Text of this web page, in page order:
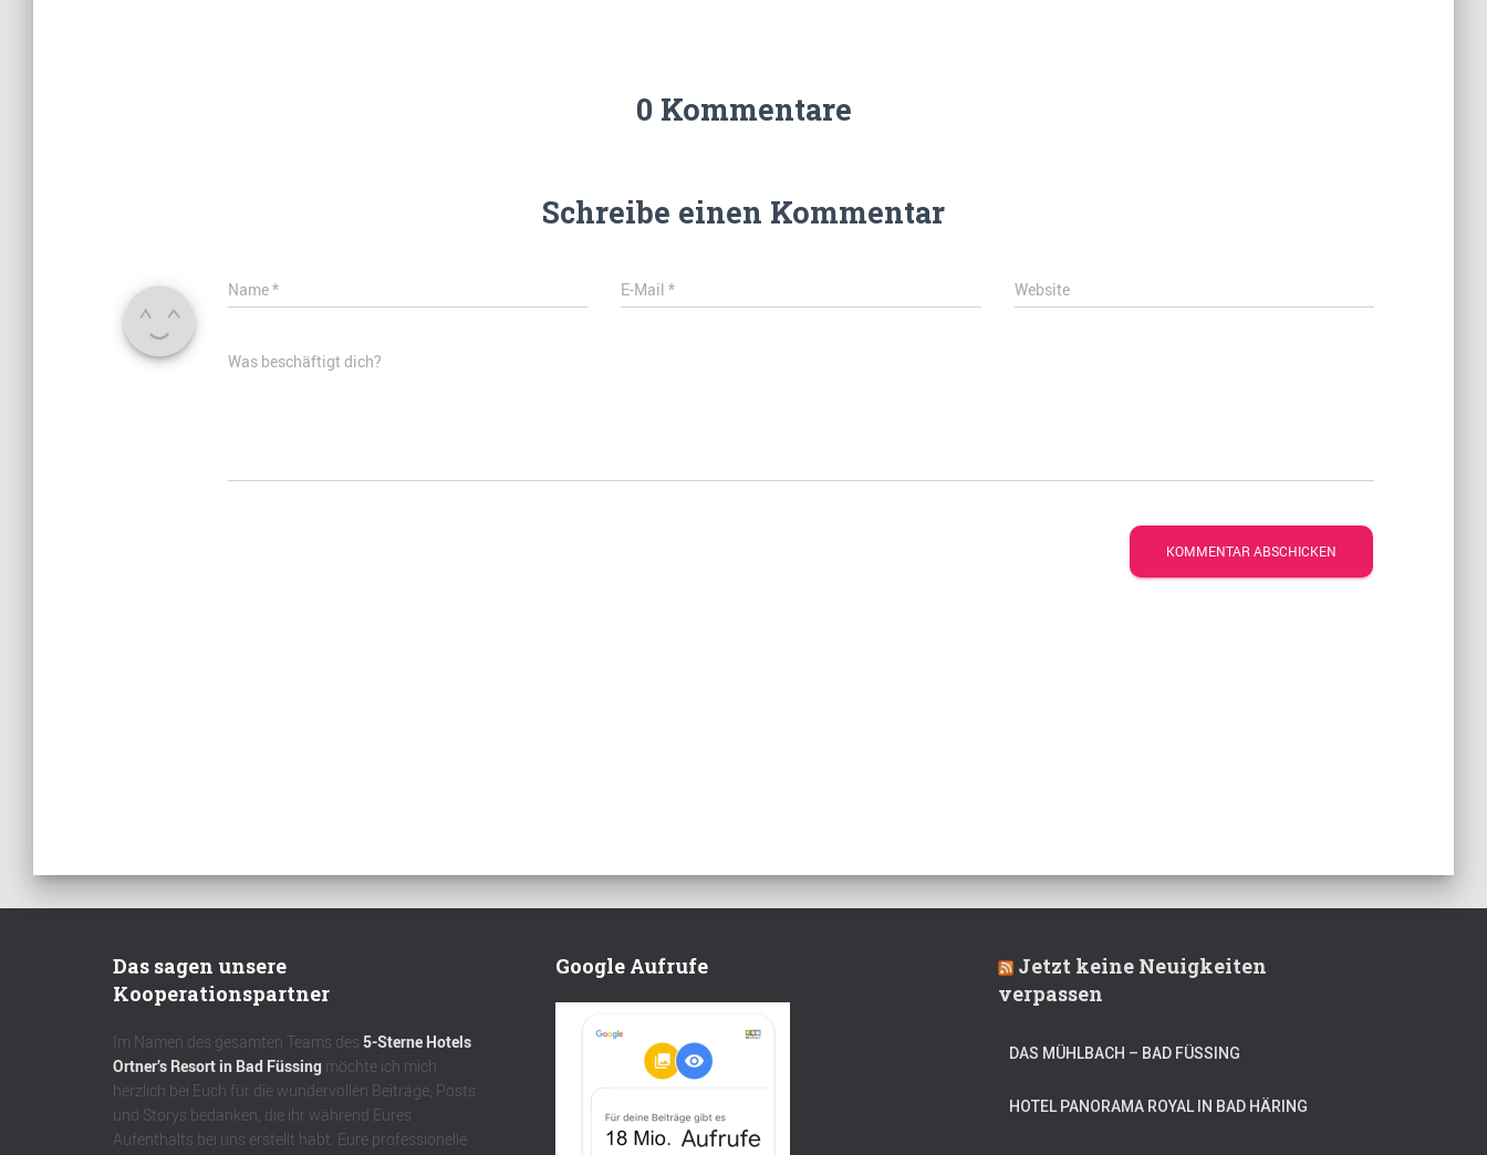
0 Kommentare
Schreibe einen Kommentar
Name* E-Mail* Website
Was beschäftigt dich?
Das sagen unsere
Kooperationspartner
Im Namen des gesamten Teams des 5-Sterne Hotels
Ortner’s Resort in Bad Füssing möchte ich mich
herzlich bei Euch für die wundervollen Beiträge, Posts
und Storys bedanken, die ihr während Eures
Aufenthalts bei uns erstellt habt. Eure professionelle
Google Aufrufe
Jetzt keine Neuigkeiten
verpassen
DAS MÜHLBACH – BAD FÜSSING
HOTEL PANORAMA ROYAL IN BAD HÄRING